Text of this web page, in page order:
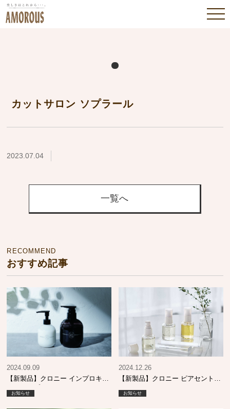
カットサロン ソプラール
2023.07.04
一覧へ
RECOMMEND
おすすめ記事
【新製品】クロニー インプロキュ
SI
2024.09.09
お知らせ
【新製品】クロニー ピアセントオ
2024.12.26
お知らせ